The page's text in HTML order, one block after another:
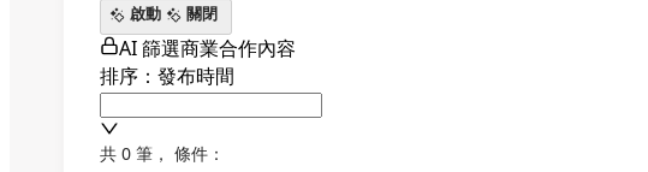
啟動
關閉
AI 篩選商業合作內容
排序：發布時間
共 0 筆 ， 條件：